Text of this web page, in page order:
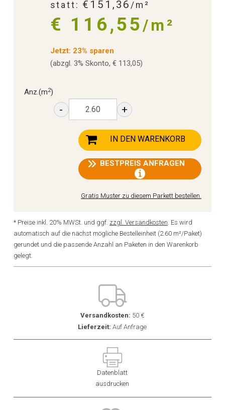
statt: €151,36/m²
€ 116,55/m²
Jetzt: 23% sparen
(abzgl. 3% Skonto, € 113,05)
Anz.(m2)
- +
IN DEN WARENKORB
BESTPREIS ANFRAGEN
Gratis Muster zu diesem Parkett bestellen.
* Preise inkl. 20% MWSt. und ggf. zzgl. Versandkosten. Es wird
automatisch auf die nächst mögliche Bestelleinheit (2.60 m²/Paket)
gerundet und die passende Anzahl an Paketen in den Warenkorb
gelegt.
Versandkosten: 50 €
Lieferzeit: Auf Anfrage
Datenblatt
ausdrucken